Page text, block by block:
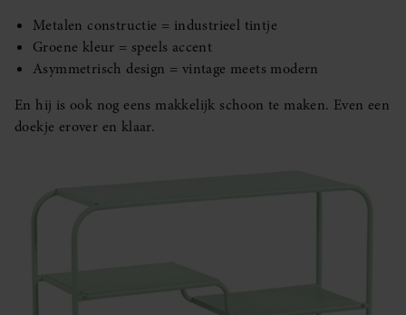
Metalen constructie = industrieel tintje
Groene kleur = speels accent
Asymmetrisch design = vintage meets modern
En hij is ook nog eens makkelijk schoon te maken. Even een
doekje erover en klaar.